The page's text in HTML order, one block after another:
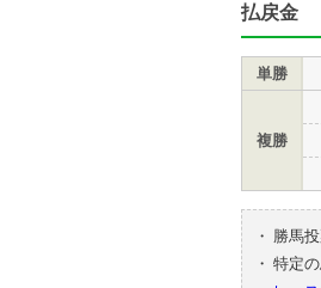
払戻金
単勝
複勝
・ 勝馬
・ 特定